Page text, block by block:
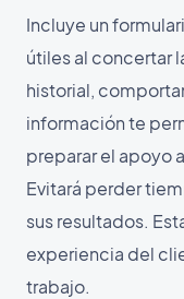
Incluye un
útiles al concertar
historial,
información te
preparar el apoyo
Evitará perder
sus resultados.
experiencia del
trabajo.